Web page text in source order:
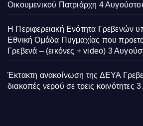
Οικουμενικού Πατριάρχη 4
Η Περιφερειακή Ενότητα Γρεβενών
Εθνική Ομάδα Πυγμαχίας που
Γρεβενά – (εικόνες + video) 3
Έκτακτη ανακοίνωση της ΔΕΥΑ
διακοπές νερού σε τρεις κοινότητες 3